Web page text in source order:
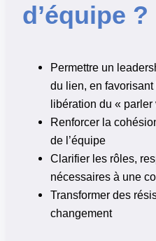
d’équipe ?
Permettre un
du lien, en
libération du « parler
Renforcer la
de l’équipe
Clarifier les rôles,
nécessaires à une
Transformer des
changement